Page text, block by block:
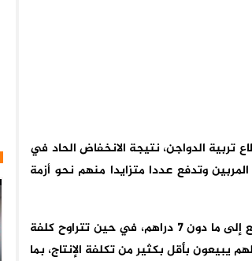
الدواجن، نتيجة الانخفاض الحاد في
وتدفع عددا متزايدا منهم نحو أزمة
وأفادت الجمعية، في بلاغ لها، أن سعر بيع الكيلوغرام الحي من الدجاج تراجع إلى ما دون 7 دراهم، في حين تتراوح كلفة
تجعلهم يبيعون بأقل بكثير من تكلفة الإنتاج، بما